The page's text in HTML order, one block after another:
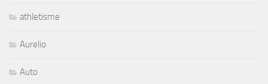
athletisme
Aurelio
Auto